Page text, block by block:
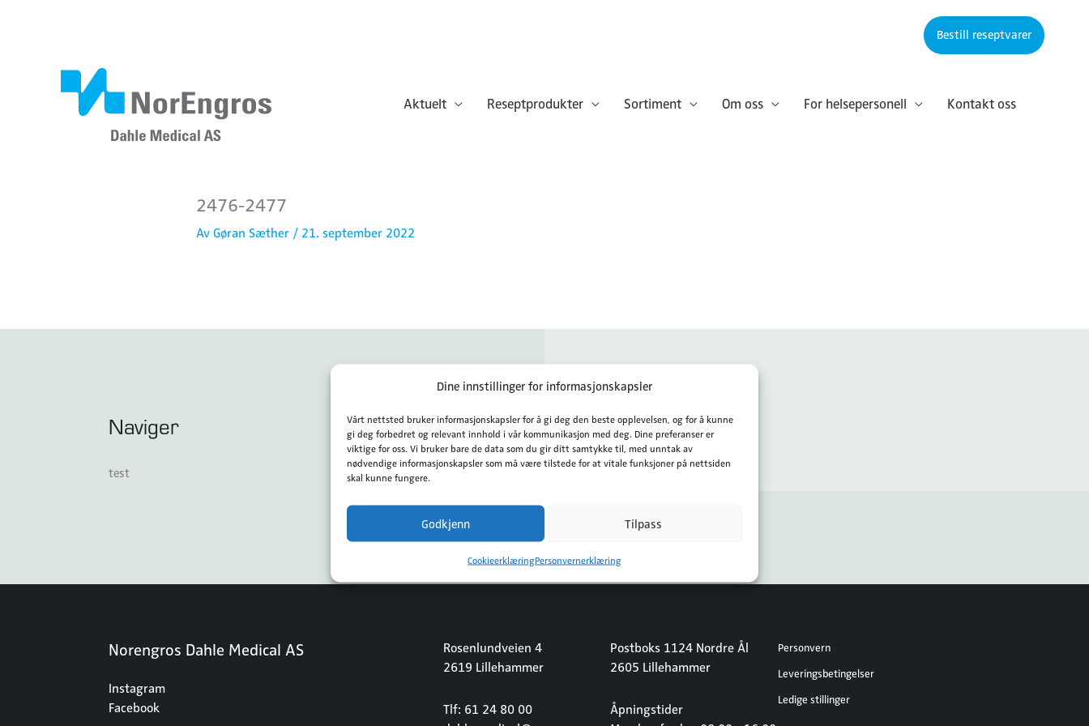
Dine innstillinger for informasjonskapsler
Vårt nettsted bruker informasjonskapsler for å gi deg den beste opplevelsen, og for å kunne
gi deg forbedret og relevant innhold i vår kommunikasjon med deg. Dine preferanser er
viktige for oss. Vi bruker bare de data som du gir ditt samtykke til, med unntak av
nødvendige informasjonskapsler som må være tilstede for at vitale funksjoner på nettsiden
skal kunne fungere.
Godkjenn Tilpass
CookieerklæringPersonvernerklæring
Bestill reseptvarer
Aktuelt Reseptprodukter Sortiment Om oss For helsepersonell Kontakt oss
2476-2477
Av Gøran Sæther / 21. september 2022
Naviger
test
Norengros Dahle Medical AS
Instagram
Facebook
Rosenlundveien 4
2619 Lillehammer
Tlf: 61 24 80 00
Postboks 1124 Nordre Ål
2605 Lillehammer
Åpningstider
Personvern
Leveringsbetingelser
Ledige stillinger